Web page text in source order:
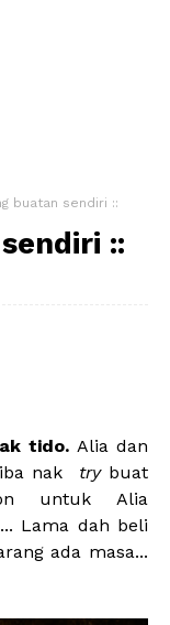
buatan sendiri ::
::
tido. Alia dan
nak
trybuat
untuk Alia
Lama dah beli
ada masa...